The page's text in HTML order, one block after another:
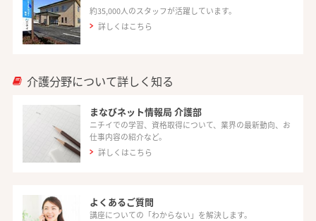
約35,000人のスタッフが活躍しています。
詳しくはこちら
介護分野について詳しく知る
まなびネット情報局 介護部
ニチイでの学習、資格取得について、業界の最新動向、お
仕事内容の紹介など。
詳しくはこちら
よくあるご質問
講座についての「わからない」を解決します。